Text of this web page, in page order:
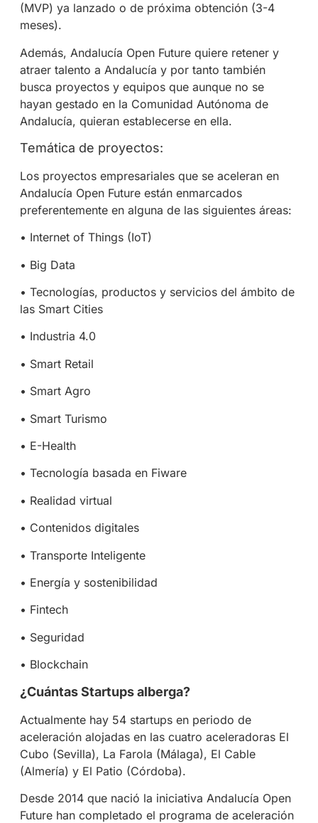
(MVP) ya lanzado o de próxima obtención (3-4
meses).
Además, Andalucía Open Future quiere retener y
atraer talento a Andalucía y por tanto también
busca proyectos y equipos que aunque no se
hayan gestado en la Comunidad Autónoma de
Andalucía, quieran establecerse en ella.
Temática de proyectos:
Los proyectos empresariales que se aceleran en
Andalucía Open Future están enmarcados
preferentemente en alguna de las siguientes áreas:
• Internet of Things (IoT)
• Big Data
• Tecnologías, productos y servicios del ámbito de
las Smart Cities
• Industria 4.0
• Smart Retail
• Smart Agro
• Smart Turismo
• E-Health
• Tecnología basada en Fiware
• Realidad virtual
• Contenidos digitales
• Transporte Inteligente
• Energía y sostenibilidad
• Fintech
• Seguridad
• Blockchain
¿Cuántas Startups alberga?
Actualmente hay 54 startups en periodo de
aceleración alojadas en las cuatro aceleradoras El
Cubo (Sevilla), La Farola (Málaga), El Cable
(Almería) y El Patio (Córdoba).
Desde 2014 que nació la iniciativa Andalucía Open
Future han completado el programa de aceleración